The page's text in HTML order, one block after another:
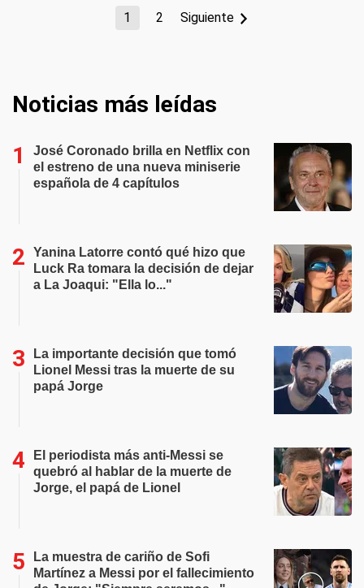
1 2 Siguiente
Noticias más leídas
José Coronado brilla en Netflix con
el estreno de una nueva miniserie
española de 4 capítulos
Yanina Latorre contó qué hizo que
Luck Ra tomara la decisión de dejar
a La Joaqui: "Ella lo..."
La importante decisión que tomó
Lionel Messi tras la muerte de su
papá Jorge
El periodista más anti-Messi se
quebró al hablar de la muerte de
Jorge, el papá de Lionel
La muestra de cariño de Sofi
Martínez a Messi por el fallecimiento